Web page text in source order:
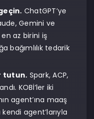
ChatGPT’ye
Gemini ve
az birini iş
bağımlılık tedarik
tutun. Spark, ACP,
KOBİ’ler iki
agent’ına maaş
agent’larıyla